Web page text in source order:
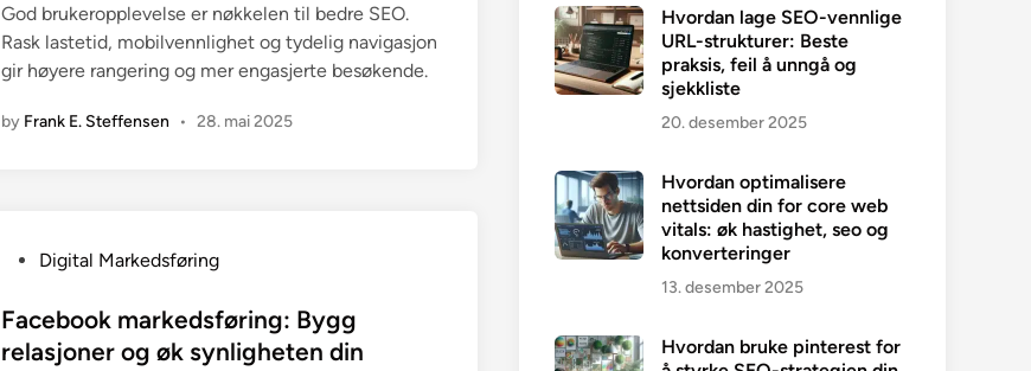
i
n
God brukeropplevelse er nøkkelen til bedre SEO.
Rask lastetid, mobilvennlighet og tydelig navigasjon
gir høyere rangering og mer engasjerte besøkende.
by Frank E. Steffensen • 28. mai 2025
s
t
Digital Markedsføring
Facebook markedsføring: Bygg
relasjoner og øk synligheten din
Hvordan lage SEO-vennlige
URL-strukturer: Beste
praksis, feil å unngå og
sjekkliste
20. desember 2025
Hvordan optimalisere
nettsiden din for core web
vitals: øk hastighet, seo og
konverteringer
13. desember 2025
Hvordan bruke pinterest for